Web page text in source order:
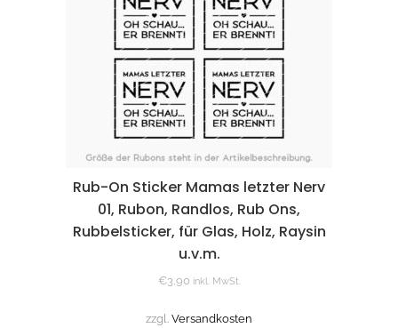
Rub-On Sticker Mamas letzter Nerv
01, Rubon, Randlos, Rub Ons,
Rubbelsticker, für Glas, Holz, Raysin
u.v.m.
€3,90 inkl. MwSt.
zzgl. Versandkosten